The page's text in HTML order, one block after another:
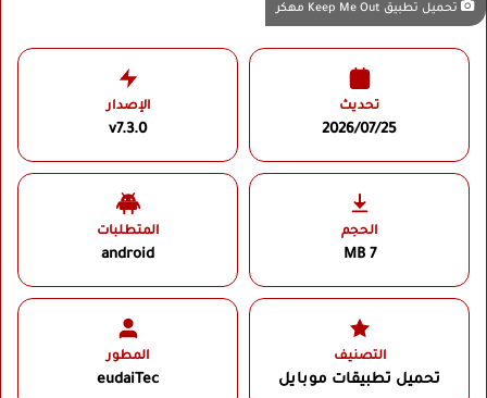
تحميل تطبيق Keep Me Out مهكر
تحديث
2026/07/25
الإصدار
v7.3.0
الحجم
7 MB
المتطلبات
android
التصنيف
تحميل تطبيقات موبايل
المطور
eudaiTec‏